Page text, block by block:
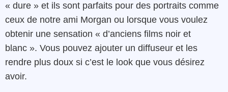
« dure » et ils sont parfaits pour des portraits comme
ceux de notre ami Morgan ou lorsque vous voulez
obtenir une sensation « d’anciens films noir et
blanc ». Vous pouvez ajouter un diffuseur et les
rendre plus doux si c’est le look que vous désirez
avoir.